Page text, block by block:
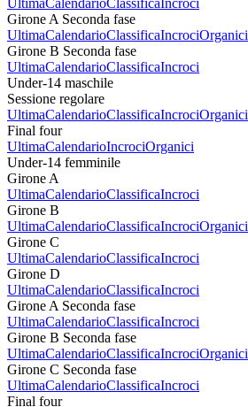
Girone A Seconda fase
UltimaCalendarioClassificaIncrociOrganici
Girone B Seconda fase
UltimaCalendarioClassificaIncroci
Under-14 maschile
Sessione regolare
UltimaCalendarioClassificaIncrociOrganici
Final four
UltimaCalendarioIncrociOrganici
Under-14 femminile
Girone A
UltimaCalendarioClassificaIncroci
Girone B
UltimaCalendarioClassificaIncrociOrganici
Girone C
UltimaCalendarioClassificaIncroci
Girone D
UltimaCalendarioClassificaIncroci
Girone A Seconda fase
UltimaCalendarioClassificaIncroci
Girone B Seconda fase
UltimaCalendarioClassificaIncrociOrganici
Girone C Seconda fase
UltimaCalendarioClassificaIncroci
Final four